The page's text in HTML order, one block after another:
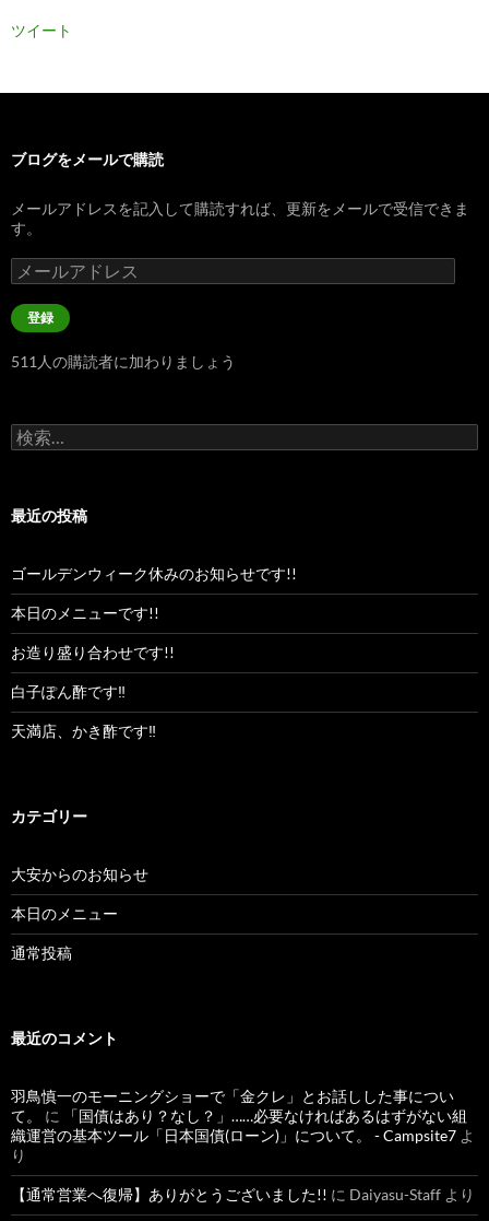
ツイート
ブログをメールで購読
メールアドレスを記入して購読すれば、更新をメールで受信できま
す。
メ
ー
ル
ア
レ
登録
511人の購読者に加わりましょう
検
索:
最近の投稿
ゴールデンウィーク休みのお知らせです!!
本日のメニューです!!
お造り盛り合わせです!!
白子ぽん酢です‼︎
天満店、かき酢です‼︎
カテゴリー
大安からのお知らせ
本日のメニュー
通常投稿
最近のコメント
羽鳥慎一のモーニングショーで「金クレ」とお話しした事につい
て。
に
「国債はあり？なし？」……必要なければあるはずがない組
織運営の基本ツール「日本国債(ローン)」について。 - Campsite7 よ
り
【通常営業へ復帰】ありがとうございました!! に Daiyasu-Staff より